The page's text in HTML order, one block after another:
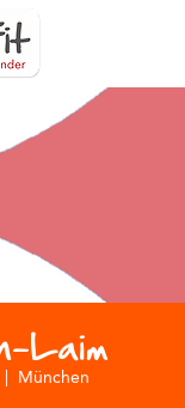
Laim
|
München